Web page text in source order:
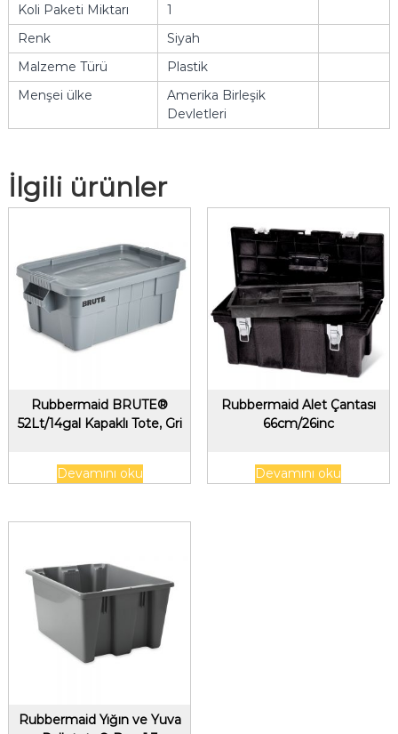
Koli Paketi Miktarı
1
Renk
Siyah
Malzeme Türü
Plastik
Menşei ülke
Amerika Birleşik
Devletleri
İlgili ürünler
Rubbermaid BRUTE®
52Lt/14gal Kapaklı Tote, Gri
Devamını oku
Rubbermaid Alet Çantası
66cm/26inc
Devamını oku
Rubbermaid Yığın ve Yuva